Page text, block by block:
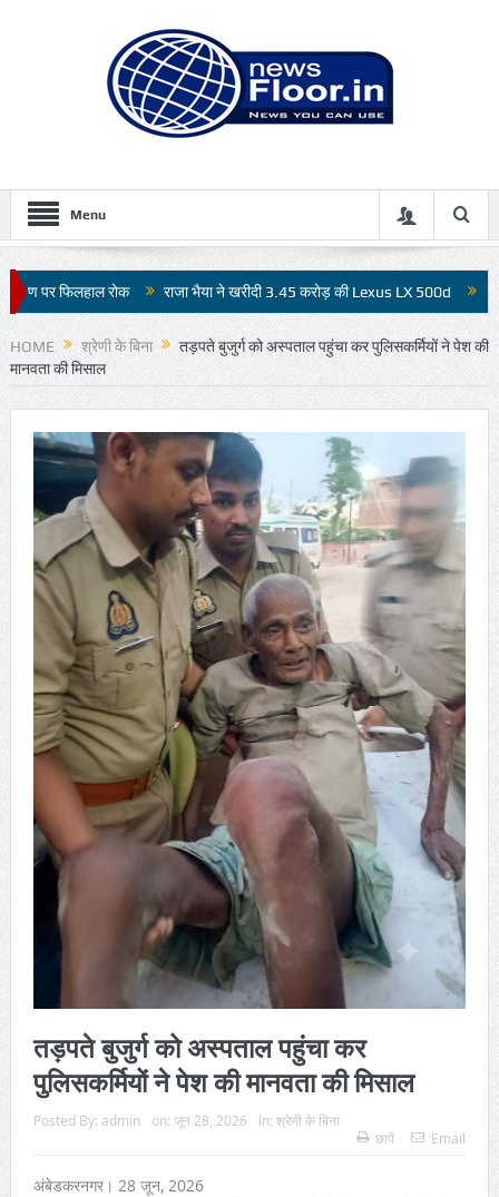
Menu
भैया ने खरीदी 3.45 करोड़ की Lexus LX 500d 130 पुलिसकर्मियों वाला बसखारी
HOME श्रेणी के बिना
तड़पते बुजुर्ग को अस्पताल पहुंचा कर पुलिसकर्मियों ने पेश की
मानवता की मिसाल
तड़पते बुजुर्ग को अस्पताल पहुंचा कर
पुलिसकर्मियों ने पेश की मानवता की मिसाल
Posted By: admin on: जून 28, 2026 In: श्रेणी के बिना
छापें
Email
अंबेडकरनगर। 28 जून, 2026